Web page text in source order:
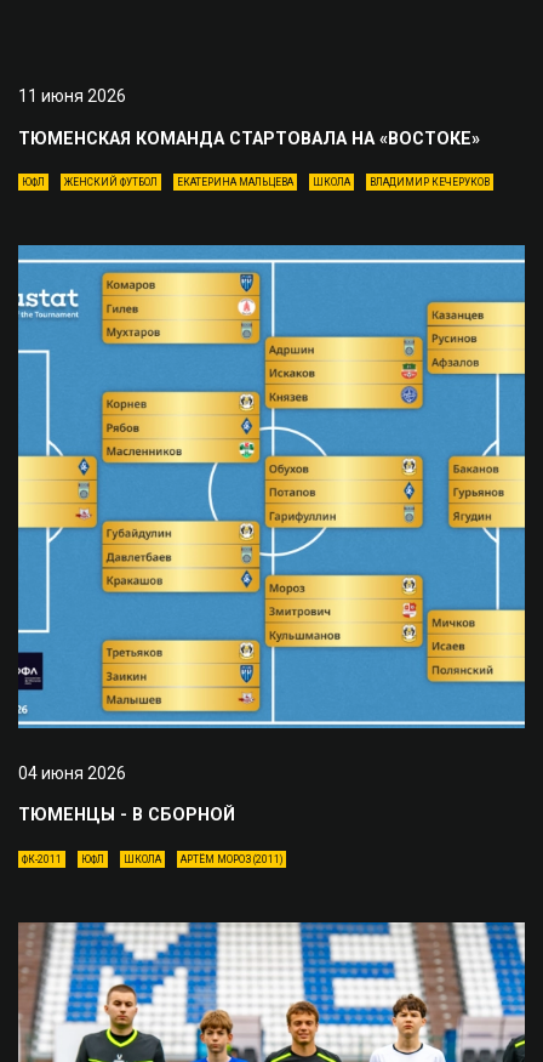
11 июня 2026
ТЮМЕНСКАЯ КОМАНДА СТАРТОВАЛА НА «ВОСТОКЕ»
ЮФЛ ЖЕНСКИЙ ФУТБОЛ ЕКАТЕРИНА МАЛЬЦЕВА ШКОЛА ВЛАДИМИР КЕЧЕРУКОВ
04 июня 2026
ТЮМЕНЦЫ - В СБОРНОЙ
ФК-2011 ЮФЛ ШКОЛА АРТЁМ МОРОЗ (2011)